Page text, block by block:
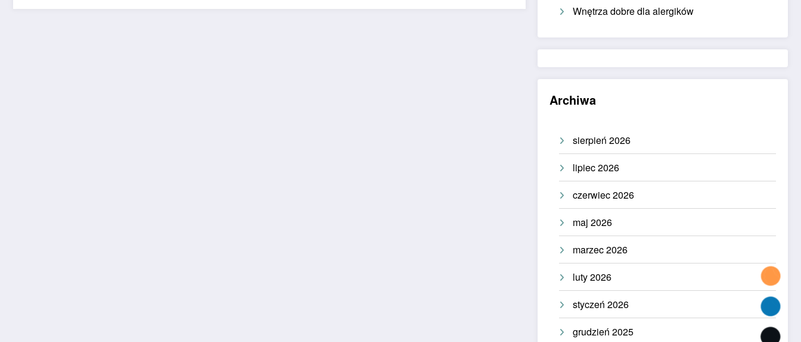
Wnętrza dobre dla alergików
Archiwa
sierpień 2026
lipiec 2026
czerwiec 2026
maj 2026
marzec 2026
luty 2026
styczeń 2026
grudzień 2025